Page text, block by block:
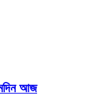
আজ